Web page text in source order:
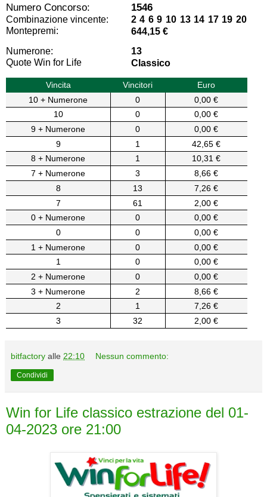
Numero Concorso: 1546
Combinazione vincente:
2 4 6 9 10 13 14 17 19 20
Montepremi:
644,15 €
Numerone:
13
Quote Win for Life
Classico
Vincita Vincitori
Euro
10 + Numerone
0
0,00 €
10
0
0,00 €
9 + Numerone
0
0,00 €
9
1
42,65 €
8 + Numerone
1
10,31 €
7 + Numerone
3
8,66 €
8
13
7,26 €
7
61
2,00 €
0 + Numerone
0
0,00 €
0
0
0,00 €
1 + Numerone
0
0,00 €
1
0
0,00 €
2 + Numerone
0
0,00 €
3 + Numerone
2
8,66 €
2
1
7,26 €
3
32 2,00 €
bitfactory alle 22:10 Nessun commento:
Condividi
Win for Life classico estrazione del 01-
04-2023 ore 21:00